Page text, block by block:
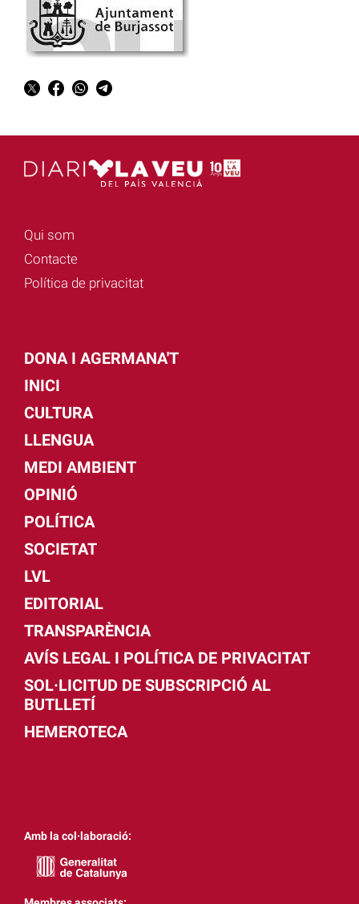
Qui som
Contacte
Política de privacitat
DONA I AGERMANA'T
INICI
CULTURA
LLENGUA
MEDI AMBIENT
OPINIÓ
POLÍTICA
SOCIETAT
LVL
EDITORIAL
TRANSPARÈNCIA
AVÍS LEGAL I POLÍTICA DE PRIVACITAT
SOL·LICITUD DE SUBSCRIPCIÓ AL
BUTLLETÍ
HEMEROTECA
Amb la col·laboració: